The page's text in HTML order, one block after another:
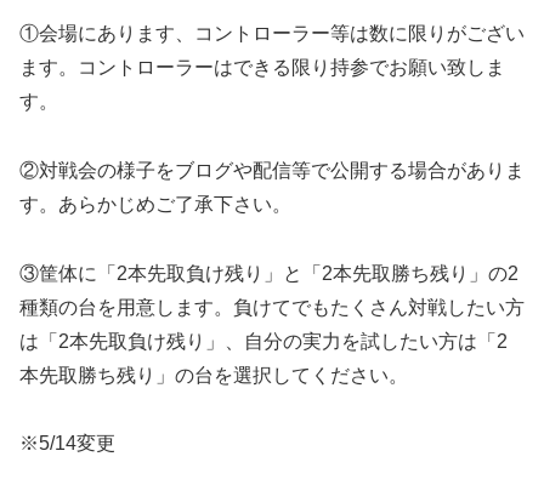
①会場にあります、コントローラー等は数に限りがござい
ます。コントローラーはできる限り持参でお願い致しま
す。
②対戦会の様子をブログや配信等で公開する場合がありま
す。あらかじめご了承下さい。
③筐体に「2本先取負け残り」と「2本先取勝ち残り」の2
種類の台を用意します。負けてでもたくさん対戦したい方
は「2本先取負け残り」、自分の実力を試したい方は「2
本先取勝ち残り」の台を選択してください。
※5/14変更